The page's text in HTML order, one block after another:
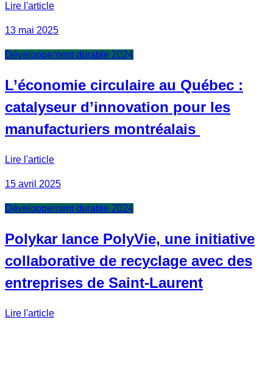
Lire l'article
13 mai 2025
Développement durable 2024
L’économie circulaire au Québec :
catalyseur d’innovation pour les
manufacturiers montréalais
Lire l'article
15 avril 2025
Développement durable 2024
Polykar lance PolyVie, une initiative
collaborative de recyclage avec des
entreprises de Saint-Laurent
Lire l'article